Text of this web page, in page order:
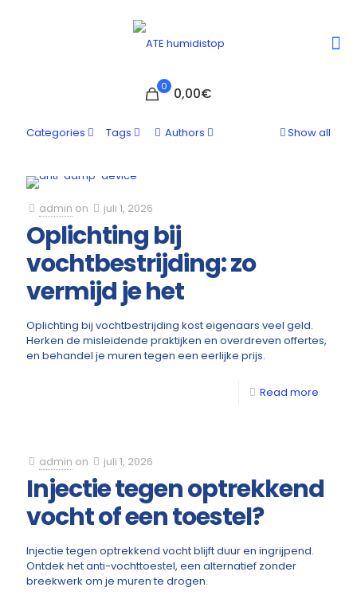
0 0,00€
Categories Tags Authors Show all
admin on juli 1, 2026
Oplichting bij
vochtbestrijding: zo
vermijd je het
Oplichting bij vochtbestrijding kost eigenaars veel geld.
Herken de misleidende praktijken en overdreven offertes,
en behandel je muren tegen een eerlijke prijs.
Read more
admin on juli 1, 2026
Injectie tegen optrekkend
vocht of een toestel?
Injectie tegen optrekkend vocht blijft duur en ingrijpend.
Ontdek het anti-vochttoestel, een alternatief zonder
breekwerk om je muren te drogen.